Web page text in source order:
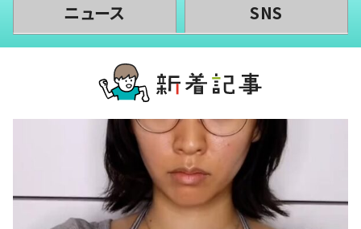
ニュース SNS